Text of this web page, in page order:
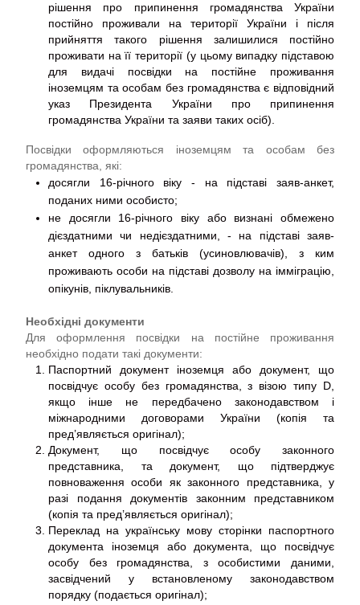
рішення про припинення громадянства України
постійно проживали на території України і після
прийняття такого рішення залишилися постійно
проживати на її території (у цьому випадку підставою
для видачі посвідки на постійне проживання
іноземцям та особам без громадянства є відповідний
указ Президента України про припинення
громадянства України та заяви таких осіб).
Посвідки оформляються іноземцям та особам без
громадянства, які:
досягли 16-річного віку - на підставі заяв-анкет,
поданих ними особисто;
не досягли 16-річного віку або визнані обмежено
дієздатними чи недієздатними, - на підставі заяв-
анкет одного з батьків (усиновлювачів), з ким
проживають особи на підставі дозволу на імміграцію,
опікунів, піклувальників.
Необхідні документи
Для оформлення посвідки на постійне проживання
необхідно подати такі документи:
Паспортний документ іноземця або документ, що
посвідчує особу без громадянства, з візою типу D,
якщо інше не передбачено законодавством і
міжнародними договорами України (копія та
пред’являється оригінал);
Документ, що посвідчує особу законного
представника, та документ, що підтверджує
повноваження особи як законного представника, у
разі подання документів законним представником
(копія та пред’являється оригінал);
Переклад на українську мову сторінки паспортного
документа іноземця або документа, що посвідчує
особу без громадянства, з особистими даними,
засвідчений у встановленому законодавством
порядку (подається оригінал);